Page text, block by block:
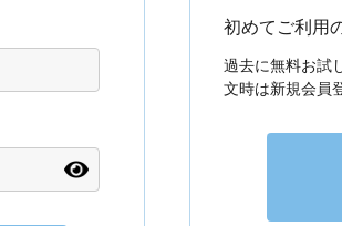
初めてご利用
過去に無料お試
文時は新規会員